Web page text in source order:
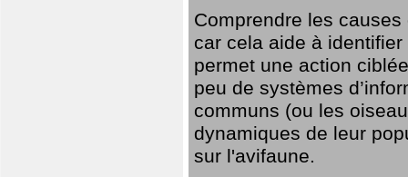
Comprendre les
car cela aide à
permet une action
peu de systèmes
communs (ou les
dynamiques de leur
sur l'avifaune.